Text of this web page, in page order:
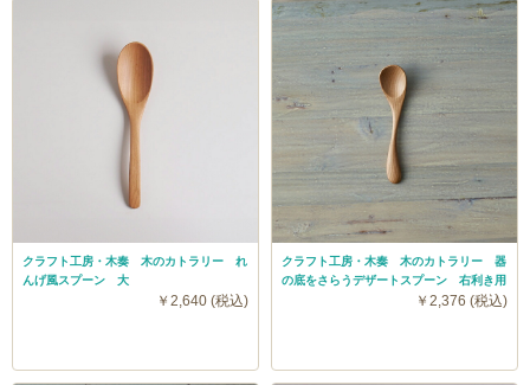
クラフト工房・木奏 木のカトラリー れ
んげ風スプーン 大
￥2,640 (税込)
クラフト工房・木奏 木のカトラリー 器
の底をさらうデザートスプーン 右利き用
￥2,376 (税込)